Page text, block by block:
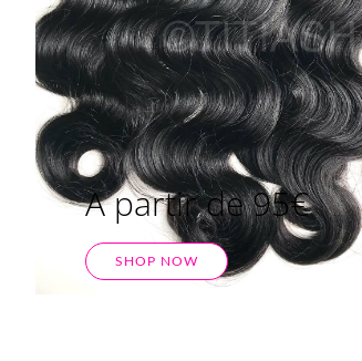
A partir de 95€
SHOP NOW